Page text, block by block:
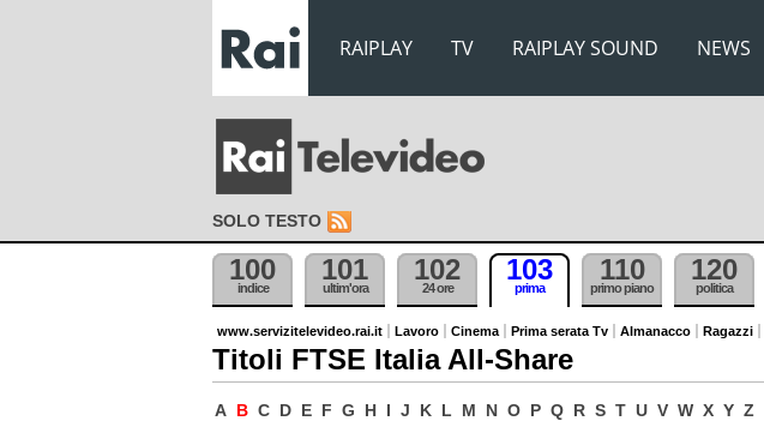
RAIPLAY TV RAIPLAY SOUND NEWS
SOLO TESTO
100
indice
101
ultim'ora
102
24 ore
103
prima
110
primo piano
120
politica
www.servizitelevideo.rai.it Lavoro Cinema Prima serata Tv Almanacco Ragazzi
Titoli FTSE Italia All-Share
A B C D E F G H I J K L M N O P Q R S T U V W X Y Z